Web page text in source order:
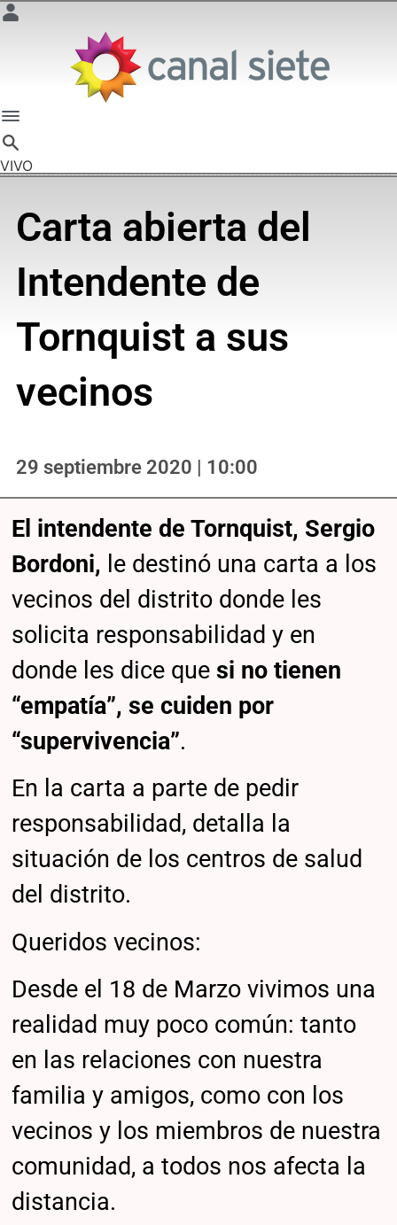
VIVO
Carta abierta del
Intendente de
Tornquist a sus
vecinos
29 septiembre 2020 | 10:00
El intendente de Tornquist, Sergio
Bordoni, le destinó una carta a los
vecinos del distrito donde les
solicita responsabilidad y en
donde les dice quesi no tienen
“empatía”, se cuiden por
“supervivencia”.
En la carta a parte de pedir
responsabilidad, detalla la
situación de los centros de salud
del distrito.
Queridos vecinos:
Desde el 18 de Marzo vivimos una
realidad muy poco común: tanto
en las relaciones con nuestra
familia y amigos, como con los
vecinos y los miembros de nuestra
comunidad, a todos nos afecta la
distancia.